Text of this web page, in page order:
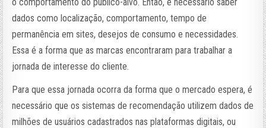
dados como localização, comportamento, tempo de
permanência em sites, desejos de consumo e necessidades.
Essa é a forma que as marcas encontraram para trabalhar a
jornada de interesse do cliente.
Para que essa jornada ocorra da forma que o mercado espera, é
necessário que os sistemas de recomendação utilizem dados de
milhões de usuários cadastrados nas plataformas digitais, ou